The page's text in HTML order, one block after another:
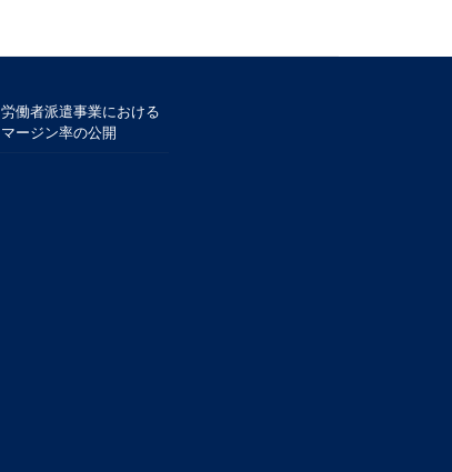
労働者派遣事業における
マージン率の公開